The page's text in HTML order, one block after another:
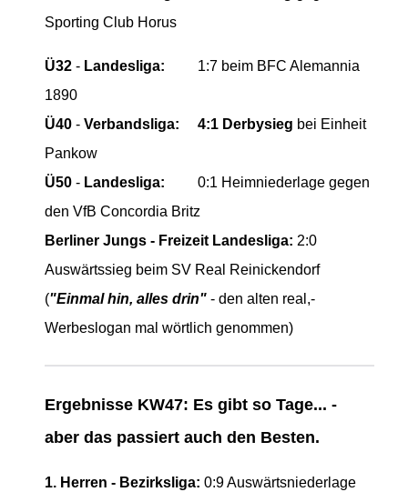
Sporting Club Horus
Ü32 - Landesliga: 1:7 beim BFC Alemannia
1890
Ü40 - Verbandsliga: 4:1 Derbysieg bei Einheit
Pankow
Ü50 - Landesliga:
0:1 Heimniederlage gegen
den VfB Concordia Britz
Berliner Jungs - Freizeit Landesliga: 2:0
Auswärtssieg beim SV Real Reinickendorf
("Einmal hin, alles drin" - den alten real,-
Werbeslogan mal wörtlich genommen)
Ergebnisse KW47: Es gibt so Tage... -
aber das passiert auch den Besten.
1. Herren - Bezirksliga: 0:9 Auswärtsniederlage